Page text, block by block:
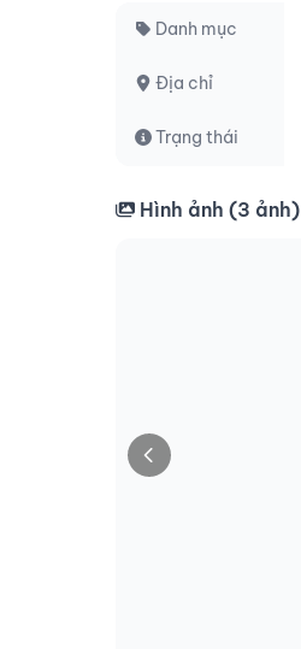
Danh mục
Địa chỉ
Trạng thái
Hình ảnh (3 ảnh)